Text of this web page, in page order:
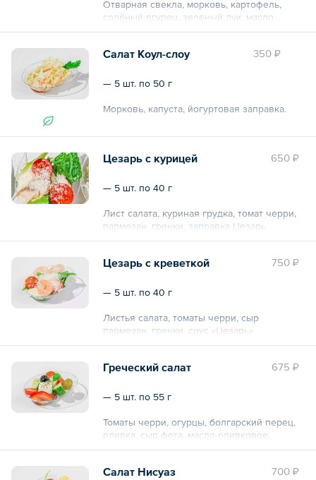
Отварная свекла, морковь, картофель,
солёный огурец, зеленый лук, масло
ароматное.
Общий вес – 425 г 350 ₽
Салат Коул-слоу
— 5 шт. по 50 г
Морковь, капуста, йогуртовая заправка.
Общий вес – 250 г
650 ₽
Цезарь с курицей
— 5 шт. по 40 г
Лист салата, куриная грудка, томат черри,
пармезан, гренки, заправка Цезарь.
750 ₽
Цезарь с креветкой
— 5 шт. по 40 г
Листья салата, томаты черри, сыр
пармезан, гренки, соус «Цезарь».
675 ₽
Греческий салат
— 5 шт. по 55 г
Томаты черри, огурцы, болгарский перец,
оливка, сыр фета, масло оливковое.
700 ₽
Салат Нисуаз